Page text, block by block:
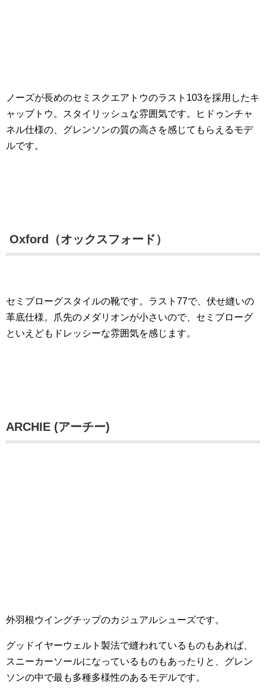
ノーズが長めのセミスクエアトウのラスト103を採用したキ
ャップトウ。
スタイリッシュな雰囲気です。ヒドゥンチャ
ネル仕様の、グレンソンの質の高さを感じてもらえるモデ
ルです。
Oxford（オックスフォード）
セミブローグスタイルの靴です。ラスト77で、伏せ縫いの
革底仕様。爪先のメダリオンが小さいので、セミブローグ
といえどもドレッシーな雰囲気を感じます。
ARCHIE (アーチー)
外羽根ウイングチップのカジュアルシューズです。
グッドイヤーウェルト製法で縫われているものもあれば、
スニーカーソールになっているものもあったりと、グレン
ソンの中で最も多種多様性のあるモデルです。